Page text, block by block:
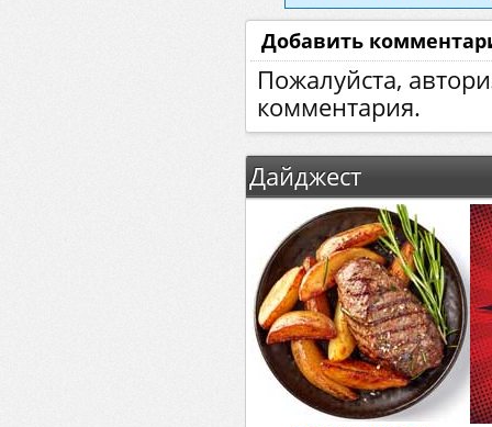
Добавить
Пожалуйста,
комментария.
Дайджест